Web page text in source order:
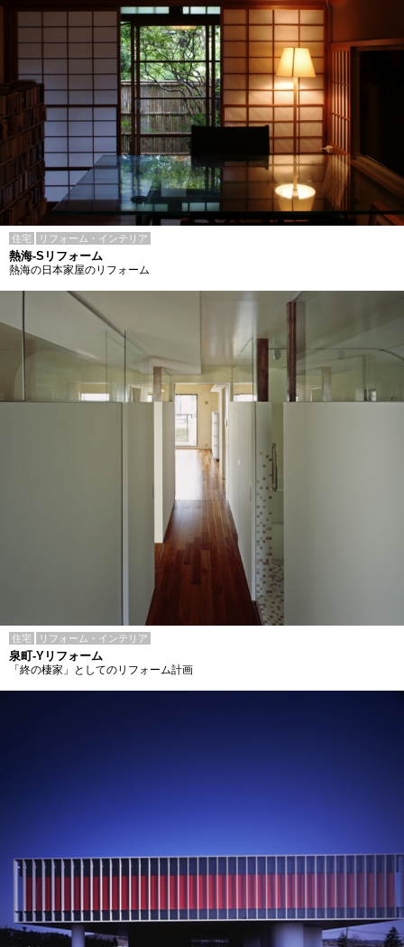
住宅 リフォーム・インテリア
熱海-Sリフォーム
熱海の日本家屋のリフォーム
住宅 リフォーム・インテリア
泉町-Yリフォーム
「終の棲家」としてのリフォーム計画